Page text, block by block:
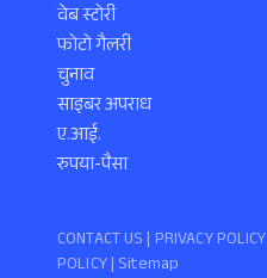
वेब स्टोरी
फोटो गैलरी
चुनाव
साइबर अपराध
ए.आई.
रुपया-पैसा
CONTACT US | PRIVACY POLICY
POLICY| Sitemap